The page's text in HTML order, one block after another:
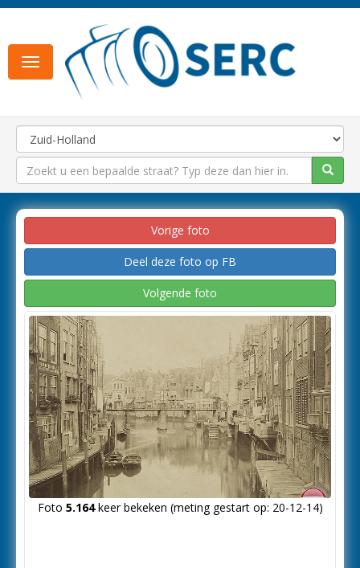
Toggle
navigation
Vorige foto
Deel deze foto op FB
Volgende foto
Foto 5.164keer bekeken (meting gestart op: 20-12-14)